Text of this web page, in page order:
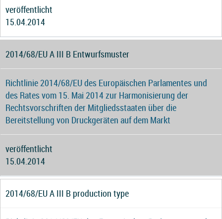
veröffentlicht
15.04.2014
2014/68/EU A III B Entwurfsmuster
Richtlinie 2014/68/EU des Europäischen Parlamentes und
des Rates vom 15. Mai 2014 zur Harmonisierung der
Rechtsvorschriften der Mitgliedsstaaten über die
Bereitstellung von Druckgeräten auf dem Markt
veröffentlicht
15.04.2014
2014/68/EU A III B production type